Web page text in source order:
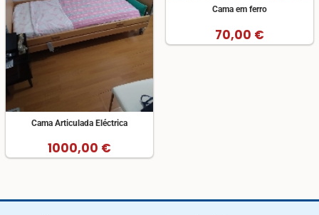
Cama Articulada Eléctrica
1000,00 €
Cama em ferro
70,00 €